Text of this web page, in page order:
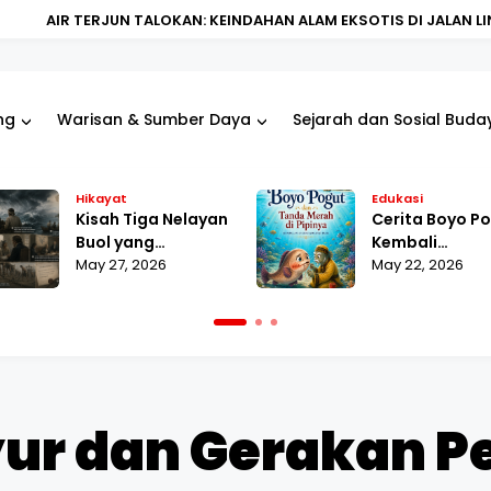
TALOKAN: KEINDAHAN ALAM EKSOTIS DI JALAN LINTAS BUOL DAN
Warisan & Sumber Daya Sejarah dan Sosial
Hikayat
Kisah Tiga Nelayan
Buol yang
Ditangkap VOC
May 27, 2026
Edukasi
Cerita Boyo
Kembali
Digaungkan
May 22, 2026
dan Gerakan